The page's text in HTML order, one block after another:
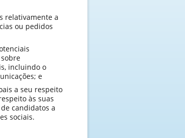
relativamente a
ou pedidos
incluindo o
e
a seu respeito
às suas
candidatos a
sociais.